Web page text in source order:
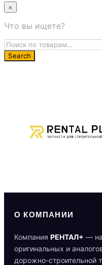
×
Что вы ищете?
О КОМПАНИИ
Компания РЕНТАЛ+ —
оригинальных и
дорожно-строительной